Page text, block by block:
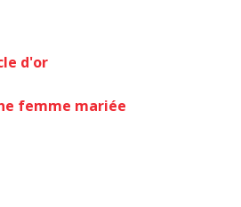
d'or
femme mariée